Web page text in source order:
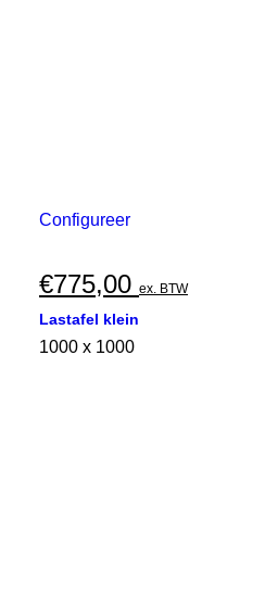
Configureer
€775,00 ex. BTW
Lastafel klein
1000 x 1000